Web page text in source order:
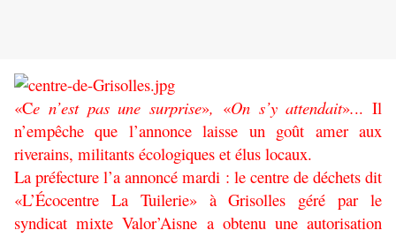
«Ce n’est pas une surprise», «On s’y attendait»... Il
n’empêche que l’annonce laisse un goût amer aux
riverains, militants écologiques et élus locaux.
La préfecture l’a annoncé mardi : le centre de déchets dit
«L’Écocentre La Tuilerie» à Grisolles géré par le
syndicat mixte Valor’Aisne a obtenu une autorisation